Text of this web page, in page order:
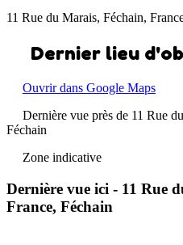
11 Rue du Marais, Féchain,
Dernier lieu
Ouvrir dans Google Maps
Dernière vue près de 11 Rue
Féchain
Zone indicative
Dernière vue ici - 11 Rue
France, Féchain